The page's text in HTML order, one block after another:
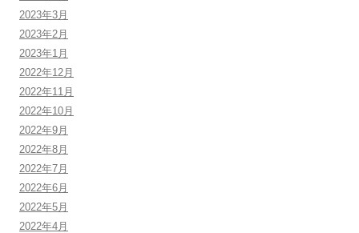
2023年3月
2023年2月
2023年1月
2022年12月
2022年11月
2022年10月
2022年9月
2022年8月
2022年7月
2022年6月
2022年5月
2022年4月